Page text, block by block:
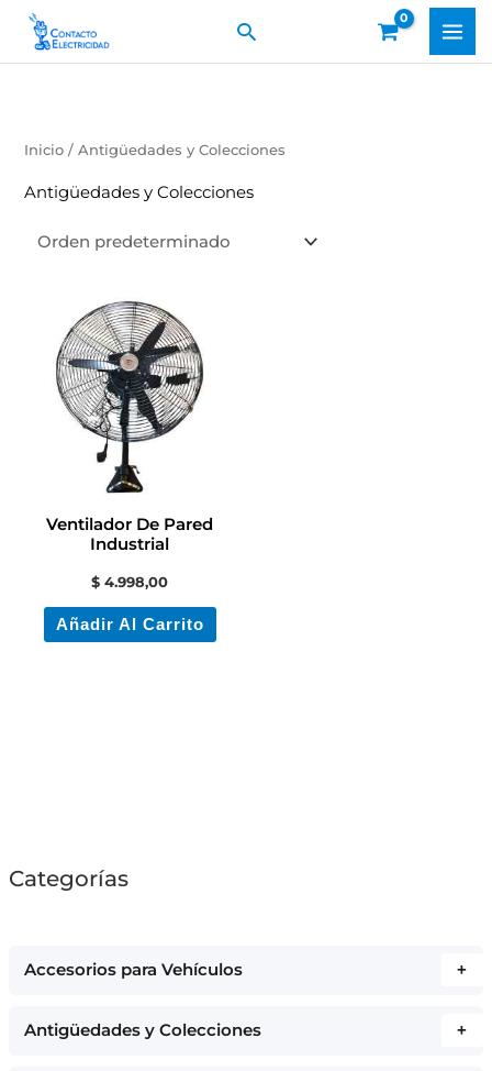
Buscar
Categorías
Accesorios para Vehículos +
Antigüedades y Colecciones +
Inicio / Antigüedades y Colecciones
Antigüedades y Colecciones
Ventilador De Pared
Industrial
$ 4.998,00
Añadir Al Carrito